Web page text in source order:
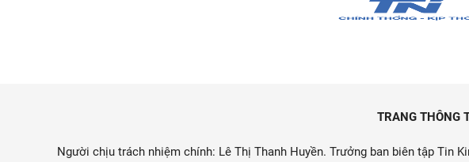
TRANG THÔNG
Người chịu trách nhiệm chính: Lê Thị Thanh Huyền. Trưởng ban biên tập Tin